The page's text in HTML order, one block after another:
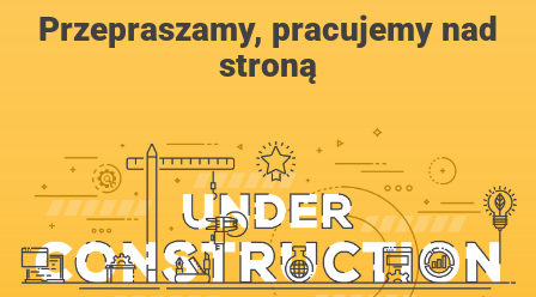
Przepraszamy, pracujemy nad
stroną